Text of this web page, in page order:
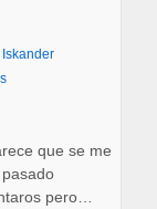
Iskander
que se me
pero…